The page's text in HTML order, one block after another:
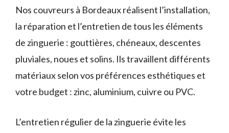
Nos couvreurs à Bordeaux réalisent l’installation,
la réparation et l’entretien de tous les éléments
de zinguerie : gouttières, chéneaux, descentes
pluviales, noues et solins. Ils travaillent différents
matériaux selon vos préférences esthétiques et
votre budget : zinc, aluminium, cuivre ou PVC.
L’entretien régulier de la zinguerie évite les